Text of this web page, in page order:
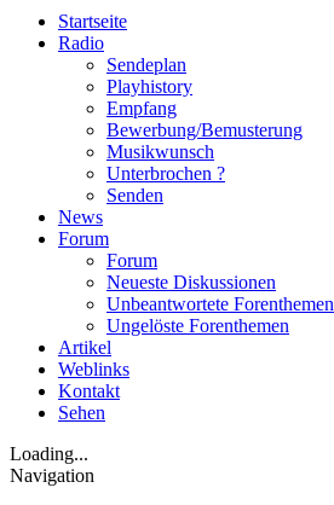
Startseite
Radio
Sendeplan
Playhistory
Empfang
Bewerbung/Bemusterung
Musikwunsch
Unterbrochen ?
Senden
News
Forum
Forum
Neueste Diskussionen
Unbeantwortete Forenthemen
Ungelöste Forenthemen
Artikel
Weblinks
Kontakt
Sehen
Loading...
Navigation